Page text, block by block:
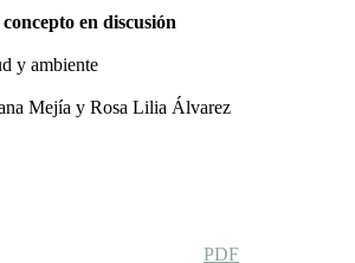
en discusión
y ambiente
Mejía y Rosa Lilia Álvarez
PDF